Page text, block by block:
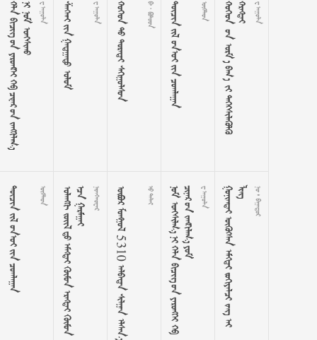
 

















































  
      
    
      











































     













































  
  5310     





















































   





































